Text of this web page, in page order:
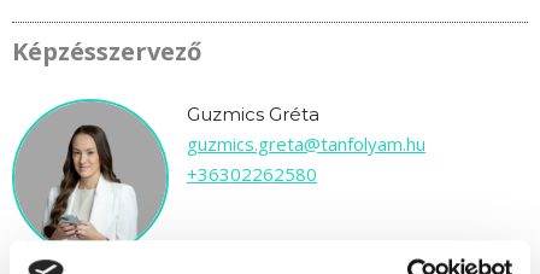
Képzésszervező
Guzmics Gréta
guzmics.greta@tanfolyam.hu
+36302262580